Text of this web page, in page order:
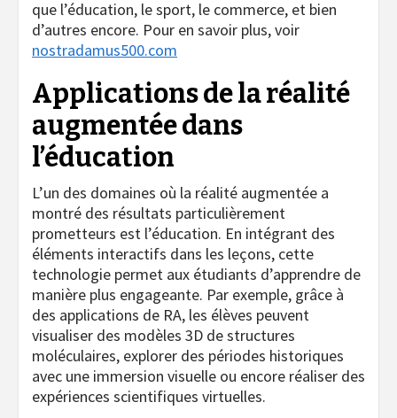
que l’éducation, le sport, le commerce, et bien
d’autres encore. Pour en savoir plus, voir
nostradamus500.com
Applications de la réalité
augmentée dans
l’éducation
L’un des domaines où la réalité augmentée a
montré des résultats particulièrement
prometteurs est l’éducation. En intégrant des
éléments interactifs dans les leçons, cette
technologie permet aux étudiants d’apprendre de
manière plus engageante. Par exemple, grâce à
des applications de RA, les élèves peuvent
visualiser des modèles 3D de structures
moléculaires, explorer des périodes historiques
avec une immersion visuelle ou encore réaliser des
expériences scientifiques virtuelles.